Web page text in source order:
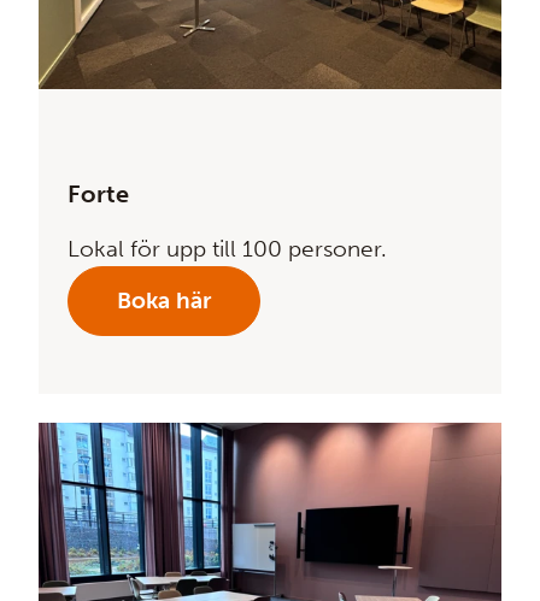
Forte
Lokal för upp till 100 personer.
Boka här